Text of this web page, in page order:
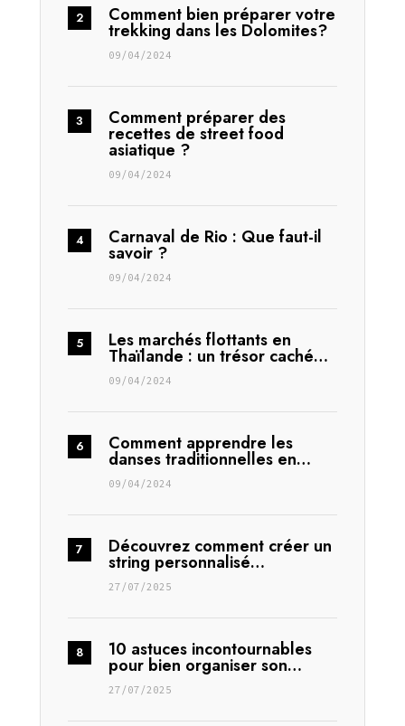
Comment bien préparer votre
trekking dans les Dolomites?
09/04/2024
Comment préparer des
recettes de street food
asiatique ?
09/04/2024
Carnaval de Rio : Que faut-il
savoir ?
09/04/2024
Les marchés flottants en
Thaïlande : un trésor caché…
09/04/2024
Comment apprendre les
danses traditionnelles en…
09/04/2024
Découvrez comment créer un
string personnalisé…
27/07/2025
10 astuces incontournables
pour bien organiser son…
27/07/2025